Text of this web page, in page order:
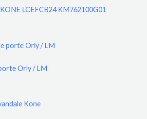
LCEFCB24 KM762100G01
Orly / LM